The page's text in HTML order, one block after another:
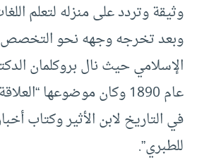
وثيقة وتردد على منزله لتعلم
وبعد تخرجه وجهه نحو التخصص
الإسلامي حيث نال بروكلمان
عام 1890 وكان موضوعها
في التاريخ لابن الأثير وكتاب
للطبري”.